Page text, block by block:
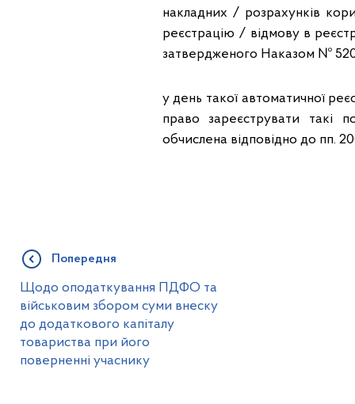
накладних / розрахунків
реєстрацію / відмову в
затвердженого Наказом №
у день такої автоматичної
право зареєструвати такі
обчислена відповідно до пп.
Попередня
Щодо оподаткування ПДФО та
військовим збором суми внеску
до додаткового капіталу
товариства при його
поверненні учаснику